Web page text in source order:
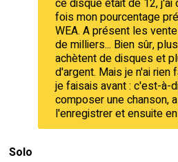
fois mon pourcentage
WEA. A présent les
de milliers... Bien sûr,
achètent de disques et
d'argent. Mais je n'ai rien
je faisais avant : c'est-à-
composer une chanson,
l'enregistrer et ensuite
Solo